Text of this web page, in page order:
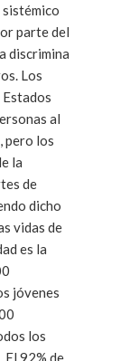
parte del
discrimina
Los
al
pero los
la
de
dicho
vidas de
es la
jóvenes
los
El 92% de